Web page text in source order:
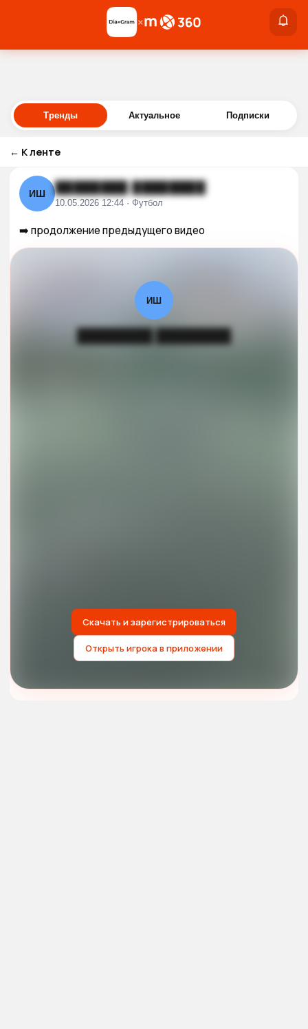
Войти
×
Тренды Актуальное Подписки
← К ленте
ИШ ████████ ████████
10.05.2026 12:44 · Футбол
➡️ продолжение предыдущего видео
ИШ
████████ ████████
Скачать и зарегистрироваться
Открыть игрока в приложении